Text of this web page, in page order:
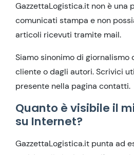
GazzettaLogistica.it non è una
comunicati stampa e non
articoli ricevuti tramite mail.
Siamo sinonimo di giornalismo
cliente o dagli autori. Scrivici
presente nella pagina contatti.
Quanto è visibile il
su Internet?
GazzettaLogistica.it punta ad